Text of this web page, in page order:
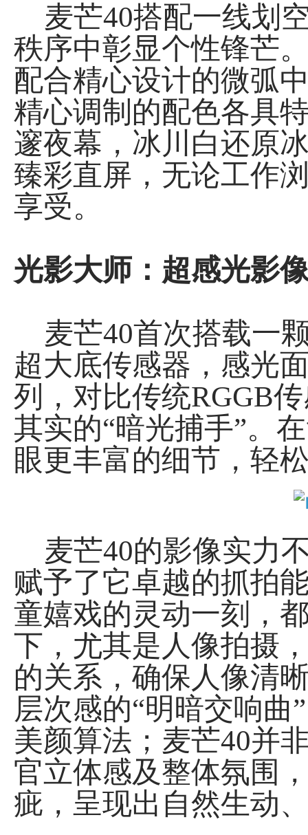
麦芒40搭配一线划
秩序中彰显个性锋芒
配合精心设计的微弧
精心调制的配色各具
邃夜幕，冰川白还原
臻彩直屏，无论工作
享受。
光影大师：超感光影
麦芒40首次搭载一
超大底传感器，感光
列，对比传统RGGB
其实的“暗光捕手”。
眼更丰富的细节，轻
麦芒40的影像实力
赋予了它卓越的抓拍
童嬉戏的灵动一刻，
下，尤其是人像拍摄
的关系，确保人像清
层次感的“明暗交响
美颜算法；麦芒40并
官立体感及整体氛围
疵，呈现出自然生动